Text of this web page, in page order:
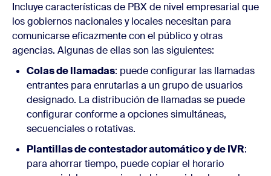
Incluye características de PBX de nivel empresarial que
los gobiernos nacionales y locales necesitan para
comunicarse eficazmente con el público y otras
agencias. Algunas de ellas son las siguientes:
Colas de llamadas: puede configurar las llamadas
entrantes para enrutarlas a un grupo de usuarios
designado. La distribución de llamadas se puede
configurar conforme a opciones simultáneas,
secuenciales o rotativas.
Plantillas de contestador automático y de IVR:
para ahorrar tiempo, puede copiar el horario